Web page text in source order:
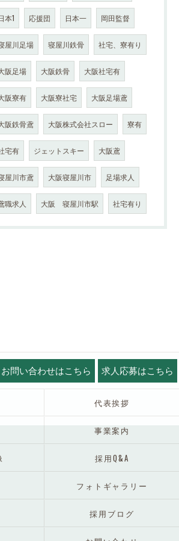
本1 応援団 日本一 岡田監督
屋川足場 寝屋川鉄骨 社宅、寮有り
阪足場 大阪鉄骨 大阪社宅有
阪寮有 大阪寮社宅 大阪足場鳶
阪鉄骨鳶 大阪株式会社スロー 寮有
宅有 ジェットスキー 大阪鳶
屋川市鳶 大阪寝屋川市 足場求人
職求人 大阪 寝屋川市駅 社宅有り
お問い合わせはこちら 求人応募はこちら
代表挨拶
事業案内
採用Q&A
フォトギャラリー
採用ブログ